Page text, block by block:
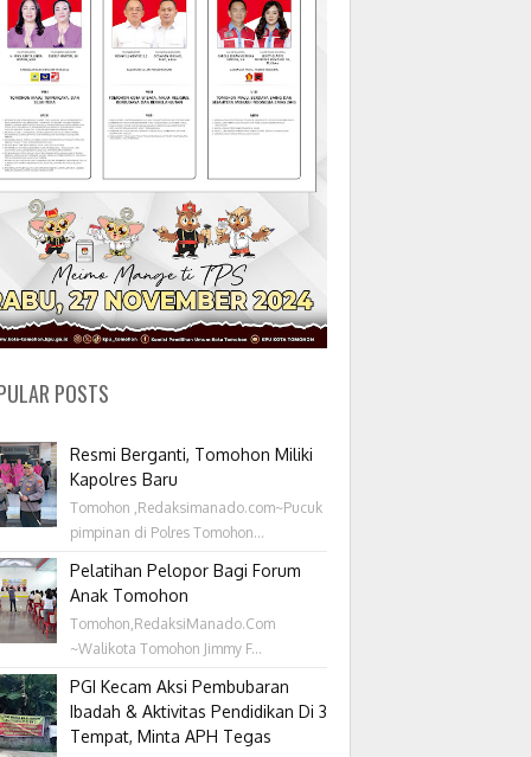
POSTS
Resmi Berganti, Tomohon Miliki
Kapolres Baru
Tomohon ,Redaksimanado.com~Pucuk
pimpinan di Polres Tomohon...
Pelatihan Pelopor Bagi Forum
Anak Tomohon
Tomohon,RedaksiManado.Com
~Walikota Tomohon Jimmy F...
PGI Kecam Aksi Pembubaran
Ibadah & Aktivitas Pendidikan Di 3
Tempat, Minta APH Tegas